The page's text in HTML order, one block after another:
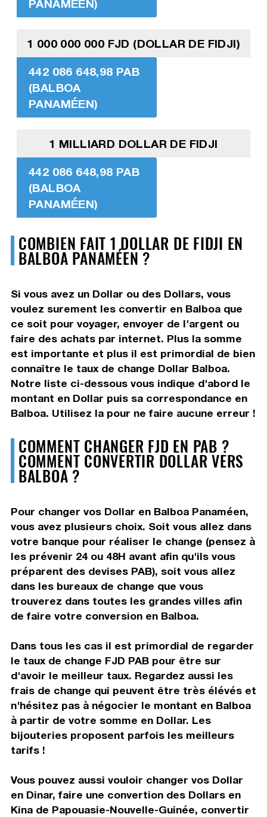
PANAMÉEN)
1 000 000 000 FJD (DOLLAR DE FIDJI)
442 086 648,98 PAB
(BALBOA
PANAMÉEN)
1 MILLIARD DOLLAR DE FIDJI
442 086 648,98 PAB
(BALBOA
PANAMÉEN)
COMBIEN FAIT 1 DOLLAR DE FIDJI EN
BALBOA PANAMÉEN ?
Si vous avez un Dollar ou des Dollars, vous
voulez surement les convertir en Balboa que
ce soit pour voyager, envoyer de l'argent ou
faire des achats par internet. Plus la somme
est importante et plus il est primordial de bien
connaître le taux de change Dollar Balboa.
Notre liste ci-dessous vous indique d'abord le
montant en Dollar puis sa correspondance en
Balboa. Utilisez la pour ne faire aucune erreur !
COMMENT CHANGER FJD EN PAB ?
COMMENT CONVERTIR DOLLAR VERS
BALBOA ?
Pour changer vos Dollar en Balboa Panaméen,
vous avez plusieurs choix. Soit vous allez dans
votre banque pour réaliser le change (pensez à
les prévenir 24 ou 48H avant afin qu'ils vous
préparent des devises PAB), soit vous allez
dans les bureaux de change que vous
trouverez dans toutes les grandes villes afin
de faire votre conversion en Balboa.
Dans tous les cas il est primordial de regarder
le taux de change FJD PAB pour être sur
d'avoir le meilleur taux. Regardez aussi les
frais de change qui peuvent être très élévés et
n'hésitez pas à négocier le montant en Balboa
à partir de votre somme en Dollar. Les
bijouteries proposent parfois les meilleurs
tarifs !
Vous pouvez aussi vouloir changer vos Dollar
en Dinar, faire une convertion des Dollars en
Kina de Papouasie-Nouvelle-Guinée, convertir